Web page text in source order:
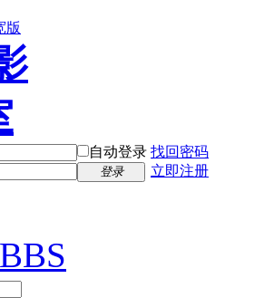
版
自动登录 找回密码
登录 立即注册
BBS